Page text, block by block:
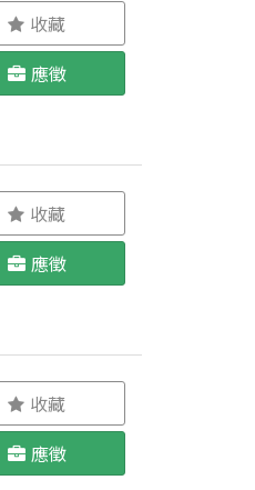
收藏
應徵
收藏
應徵
收藏
應徵